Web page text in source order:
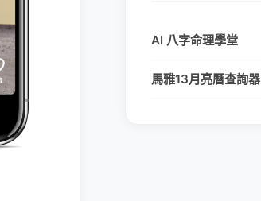
AI 八字命理學堂
馬雅13月亮曆查詢器